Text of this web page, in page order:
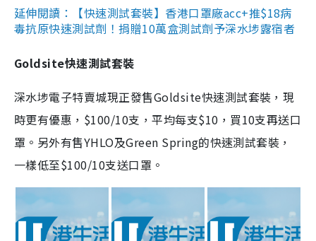
延伸閱讀：【快速測試套裝】香港口罩廠acc+推$18病
毒抗原快速測試劑！捐贈10萬盒測試劑予深水埗露宿者
Goldsite快速測試套裝
深水埗電子特賣城現正發售Goldsite快速測試套裝，現
時更有優惠，$100/10支，平均每支$10，買10支再送口
罩。另外有售YHLO及Green Spring的快速測試套裝，
一樣低至$100/10支送口罩。